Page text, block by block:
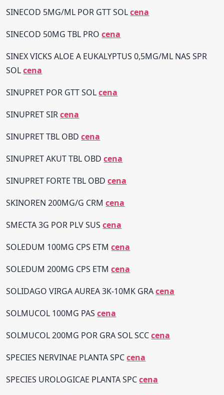
SINECOD 5MG/ML POR GTT SOLcena
SINECOD 50MG TBL PROcena
SINEX VICKS ALOE A EUKALYPTUS 0,5MG/ML NAS SPR
SOLcena
SINUPRET POR GTT SOLcena
SINUPRET SIRcena
SINUPRET TBL OBDcena
SINUPRET AKUT TBL OBDcena
SINUPRET FORTE TBL OBDcena
SKINOREN 200MG/G CRMcena
SMECTA 3G POR PLV SUScena
SOLEDUM 100MG CPS ETMcena
SOLEDUM 200MG CPS ETMcena
SOLIDAGO VIRGA AUREA 3K-10MK GRAcena
SOLMUCOL 100MG PAScena
SOLMUCOL 200MG POR GRA SOL SCCcena
SPECIES NERVINAE PLANTA SPCcena
SPECIES UROLOGICAE PLANTA SPCcena